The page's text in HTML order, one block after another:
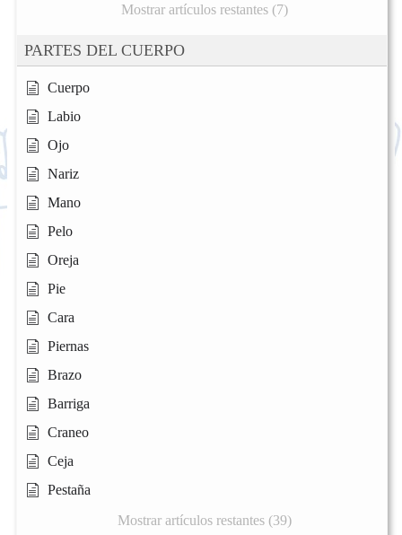
Mostrar artículos restantes (7)
PARTES DEL CUERPO
Cuerpo
Labio
Ojo
Nariz
Mano
Pelo
Oreja
Pie
Cara
Piernas
Brazo
Barriga
Craneo
Ceja
Pestaña
Mostrar artículos restantes (39)